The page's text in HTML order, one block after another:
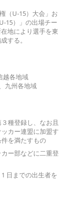
（U-15）大会」お
15）」の出場チー
地により選手を東
する。
越各地域
九州各地域
種登録し、なお且
カー連盟に加盟す
を満たすもの
ー部などに二重登
1 日までの出生者を